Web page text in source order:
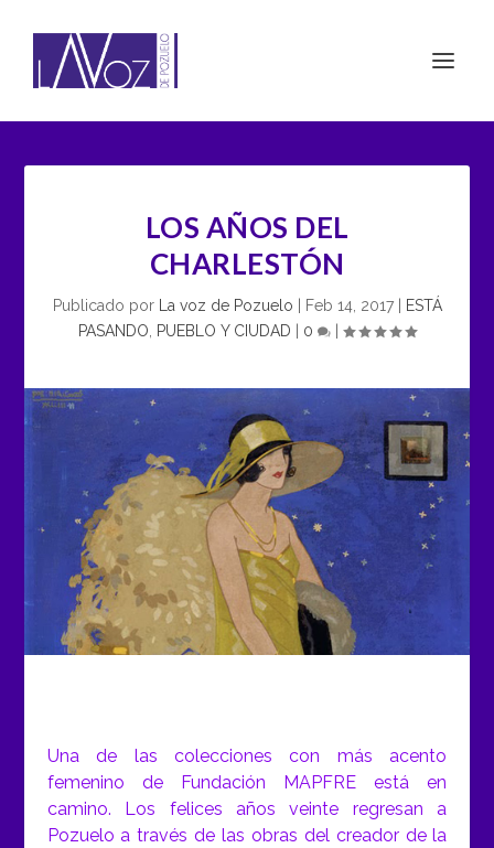
LOS AÑOS DEL
CHARLESTÓN
Publicado por La voz de Pozuelo Feb 14, 2017|
ESTÁ
PASANDO
PUEBLO Y CIUDAD 0
Una de las colecciones con más acento
femenino de Fundación MAPFRE está en
camino. Los felices años veinte regresan a
Pozuelo a través de las obras del creador de la